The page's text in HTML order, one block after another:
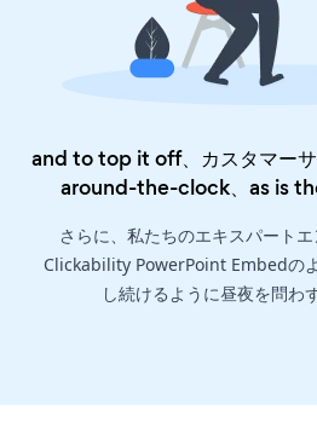
and to top it off、カスタマーサ
around-the-clock、as is
さらに、私たちのエキスパートエ
Clickability PowerPoint Embedの
し続けるように昼夜を問わ